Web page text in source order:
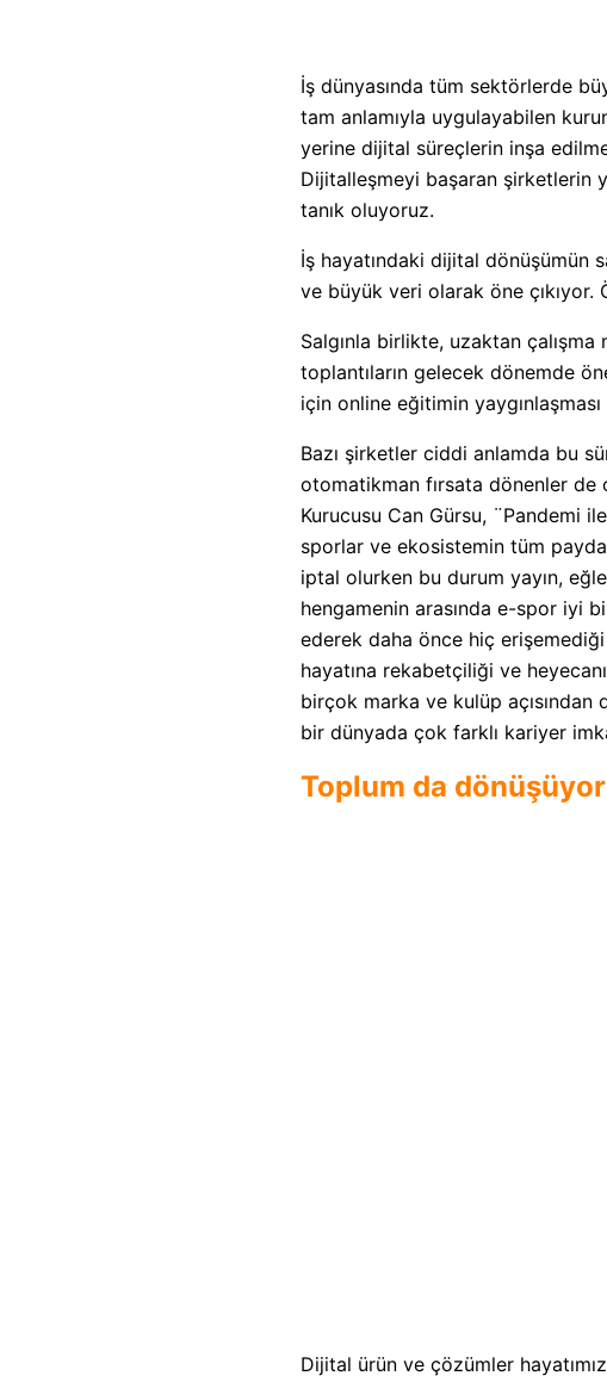
İş dünyasında tüm sektörlerde
tam anlamıyla uygulayabilen
yerine dijital süreçlerin inşa
Dijitalleşmeyi başaran şirketlerin
tanık oluyoruz.
İş hayatındaki dijital dönüşümün
ve büyük veri olarak öne
Salgınla birlikte, uzaktan
toplantıların gelecek dönemde
için online eğitimin
Bazı şirketler ciddi anlamda bu
otomatikman fırsata dönenler
Kurucusu Can Gürsu, ¨Pandemi
sporlar ve ekosistemin tüm
iptal olurken bu durum yayın,
hengamenin arasında e-spor iyi
ederek daha önce hiç
hayatına rekabetçiliği ve
birçok marka ve kulüp açısından
bir dünyada çok farklı kariyer
Toplum da dönüşüyor
Dijital ürün ve çözümler